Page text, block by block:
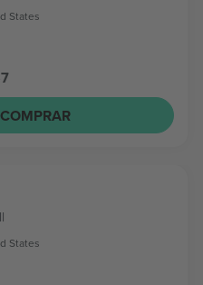
States
COMPRAR
States